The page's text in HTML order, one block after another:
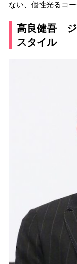
ない、個性光るコ
高良健吾 ジ
スタイル